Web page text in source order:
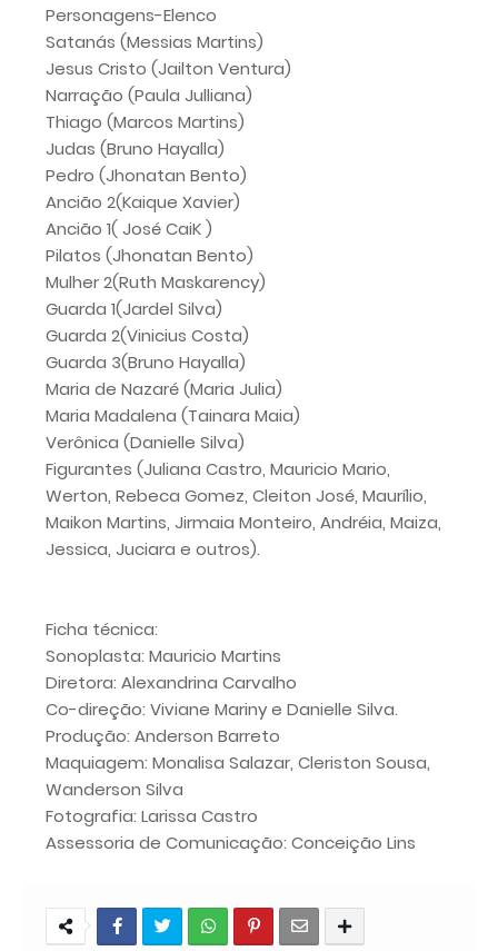
Personagens-Elenco
Satanás (Messias Martins)
Jesus Cristo (Jailton Ventura)
Narração (Paula Julliana)
Thiago (Marcos Martins)
Judas (Bruno Hayalla)
Pedro (Jhonatan Bento)
Ancião 2(Kaique Xavier)
Ancião 1( José CaiK )
Pilatos (Jhonatan Bento)
Mulher 2(Ruth Maskarency)
Guarda 1(Jardel Silva)
Guarda 2(Vinicius Costa)
Guarda 3(Bruno Hayalla)
Maria de Nazaré (Maria Julia)
Maria Madalena (Tainara Maia)
Verônica (Danielle Silva)
Figurantes (Juliana Castro, Mauricio Mario,
Werton, Rebeca Gomez, Cleiton José, Maurílio,
Maikon Martins, Jirmaia Monteiro, Andréia, Maiza,
Jessica, Juciara e outros).
Ficha técnica:
Sonoplasta: Mauricio Martins
Diretora: Alexandrina Carvalho
Co-direção: Viviane Mariny e Danielle Silva.
Produção: Anderson Barreto
Maquiagem: Monalisa Salazar, Cleriston Sousa,
Wanderson Silva
Fotografia: Larissa Castro
Assessoria de Comunicação: Conceição Lins